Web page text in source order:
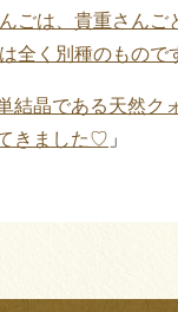
ごは、貴重さんご
全く別種のもので
結晶である天然ク
きました♡ 」